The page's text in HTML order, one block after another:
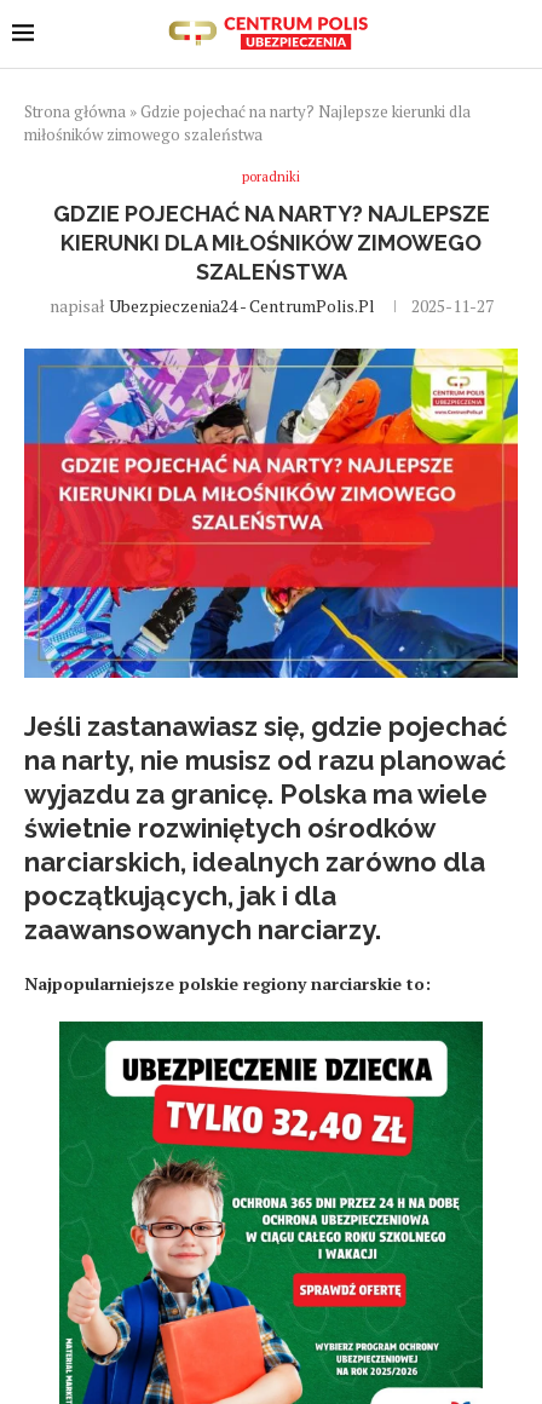
Strona główna » Gdzie pojechać na narty? Najlepsze kierunki dla
miłośników zimowego szaleństwa
poradniki
GDZIE POJECHAĆ NA NARTY? NAJLEPSZE
KIERUNKI DLA MIŁOŚNIKÓW ZIMOWEGO
SZALEŃSTWA
napisał Ubezpieczenia24 - CentrumPolis.pl 2025-11-27
Jeśli zastanawiasz się, gdzie pojechać
na narty, nie musisz od razu planować
wyjazdu za granicę. Polska ma wiele
świetnie rozwiniętych ośrodków
narciarskich, idealnych zarówno dla
początkujących, jak i dla
zaawansowanych narciarzy.
Najpopularniejsze polskie regiony narciarskie to: